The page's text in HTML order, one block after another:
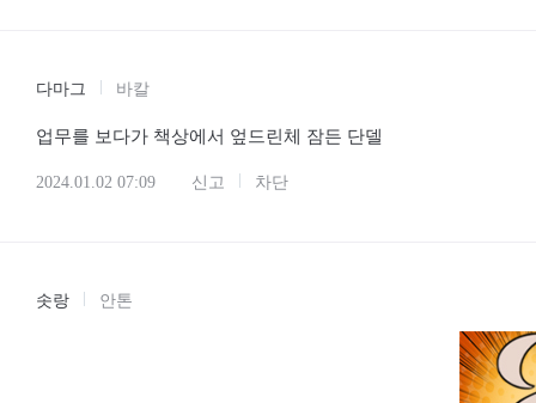
다마그 바칼
업무를 보다가 책상에서 엎드린체 잠든 단델
2024.01.02 07:09 신고 차단
솟랑 안톤